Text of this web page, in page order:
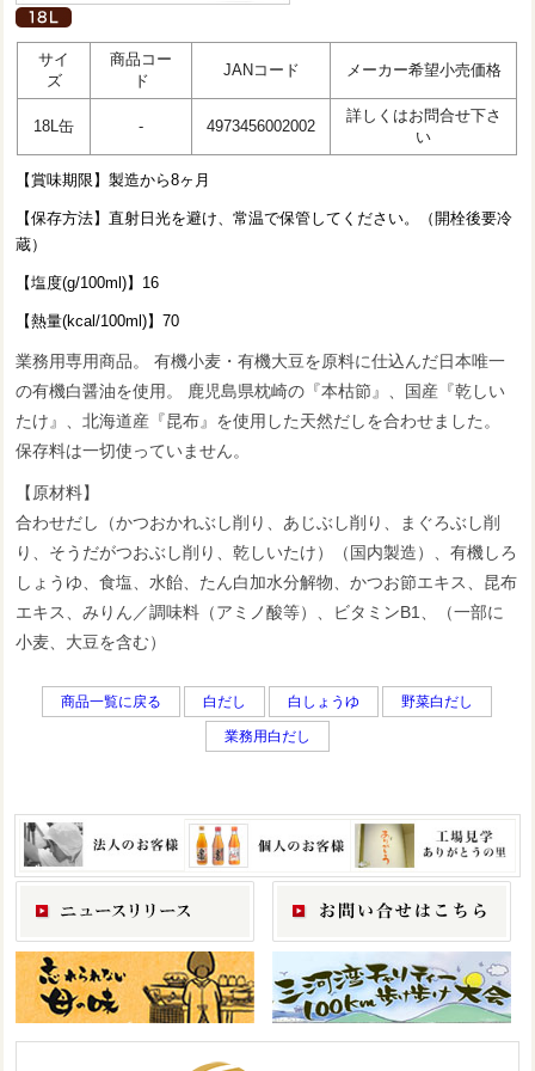
サイ
ズ
商品コー
ド
JANコード メーカー希望小売価格
18L缶 - 4973456002002
詳しくはお問合せ下さ
い
【賞味期限】製造から8ヶ月
【保存方法】直射日光を避け、常温で保管してください。（開栓後要冷
蔵）
【塩度(g/100ml)】16
【熱量(kcal/100ml)】70
業務用専用商品。 有機小麦・有機大豆を原料に仕込んだ日本唯一
の有機白醤油を使用。 鹿児島県枕崎の『本枯節』、国産『乾しい
たけ』、北海道産『昆布』を使用した天然だしを合わせました。
保存料は一切使っていません。
【原材料】
合わせだし（かつおかれぶし削り、あじぶし削り、まぐろぶし削
り、そうだがつおぶし削り、乾しいたけ）（国内製造）、有機しろ
しょうゆ、食塩、水飴、たん白加水分解物、かつお節エキス、昆布
エキス、みりん／調味料（アミノ酸等）、ビタミンB1、（一部に
小麦、大豆を含む）
商品一覧に戻る 白だし 白しょうゆ 野菜白だし
業務用白だし